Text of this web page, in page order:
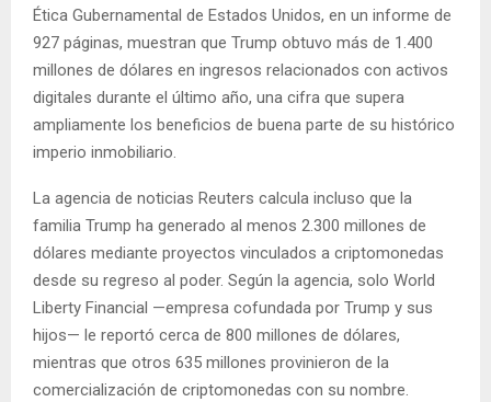
Ética Gubernamental de Estados Unidos, en un informe de
927 páginas, muestran que Trump obtuvo más de 1.400
millones de dólares en ingresos relacionados con activos
digitales durante el último año, una cifra que supera
ampliamente los beneficios de buena parte de su histórico
imperio inmobiliario.
La agencia de noticias Reuters calcula incluso que la
familia Trump ha generado al menos 2.300 millones de
dólares mediante proyectos vinculados a criptomonedas
desde su regreso al poder. Según la agencia, solo World
Liberty Financial —empresa cofundada por Trump y sus
hijos— le reportó cerca de 800 millones de dólares,
mientras que otros 635 millones provinieron de la
comercialización de criptomonedas con su nombre.